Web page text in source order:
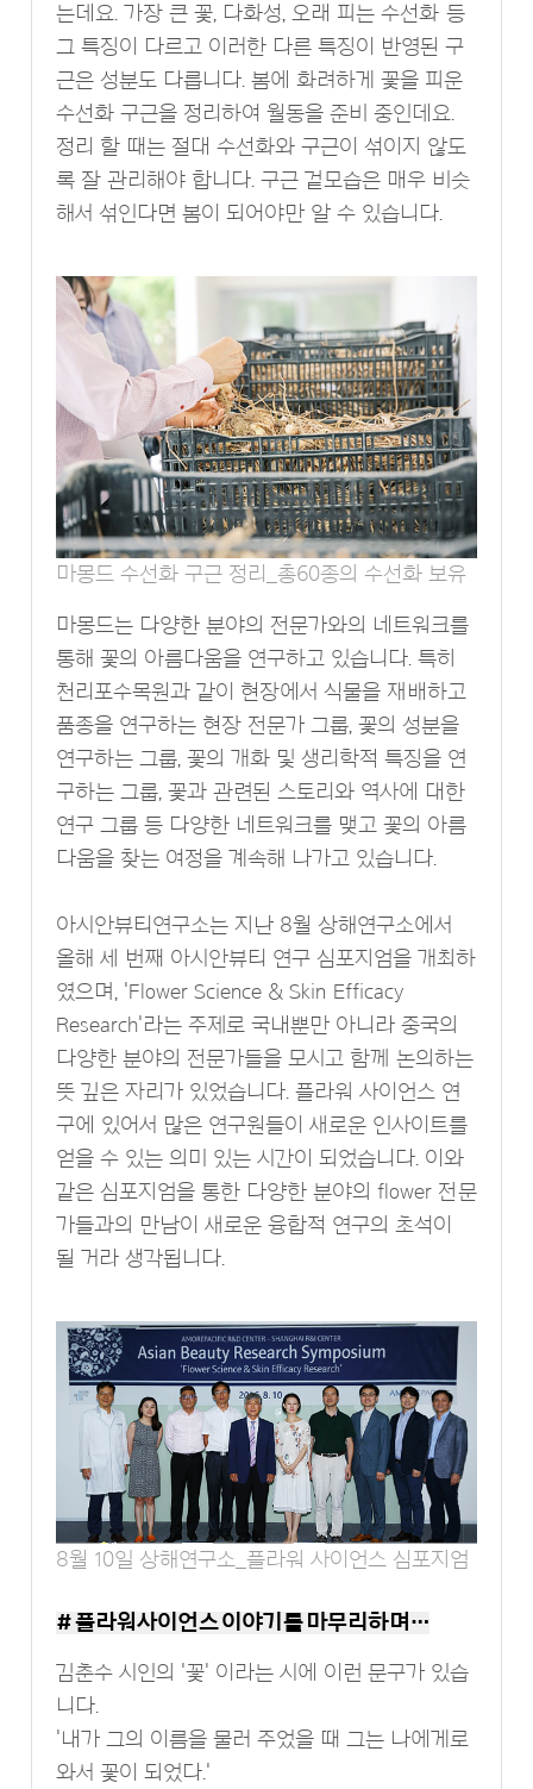
는데요. 가장 큰 꽃, 다화성, 오래 피는 수선화 등
그 특징이 다르고 이러한 다른 특징이 반영된 구
근은 성분도 다릅니다. 봄에 화려하게 꽃을 피운
수선화 구근을 정리하여 월동을 준비 중인데요.
정리 할 때는 절대 수선화와 구근이 섞이지 않도
록 잘 관리해야 합니다. 구근 겉모습은 매우 비슷
해서 섞인다면 봄이 되어야만 알 수 있습니다.
마몽드 수선화 구근 정리_총60종의 수선화 보유
마몽드는 다양한 분야의 전문가와의 네트워크를
통해 꽃의 아름다움을 연구하고 있습니다. 특히
천리포수목원과 같이 현장에서 식물을 재배하고
품종을 연구하는 현장 전문가 그룹, 꽃의 성분을
연구하는 그룹, 꽃의 개화 및 생리학적 특징을 연
구하는 그룹, 꽃과 관련된 스토리와 역사에 대한
연구 그룹 등 다양한 네트워크를 맺고 꽃의 아름
다움을 찾는 여정을 계속해 나가고 있습니다.
아시안뷰티연구소는 지난 8월 상해연구소에서
올해 세 번째 아시안뷰티 연구 심포지엄을 개최하
였으며, 'Flower Science & Skin Efficacy
Research'라는 주제로 국내뿐만 아니라 중국의
다양한 분야의 전문가들을 모시고 함께 논의하는
뜻 깊은 자리가 있었습니다. 플라워 사이언스 연
구에 있어서 많은 연구원들이 새로운 인사이트를
얻을 수 있는 의미 있는 시간이 되었습니다. 이와
같은 심포지엄을 통한 다양한 분야의 flower 전문
가들과의 만남이 새로운 융합적 연구의 초석이
될 거라 생각됩니다.
8월 10일 상해연구소_플라워 사이언스 심포지엄
# 플라워사이언스 이야기를 마무리하며…
김춘수 시인의 '꽃' 이라는 시에 이런 문구가 있습
니다.
'내가 그의 이름을 물러 주었을 때 그는 나에게로
와서 꽃이 되었다.'